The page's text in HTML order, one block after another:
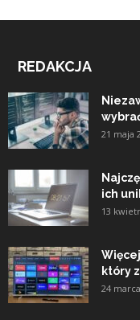
REDAKCJA
21 maja
ich
13
który
24